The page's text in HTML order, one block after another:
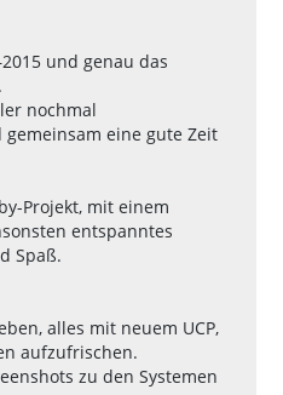
und genau das
nochmal
eine gute Zeit
Projekt, mit einem
entspanntes
Spaß.
alles mit neuem UCP,
aufzufrischen.
zu den Systemen